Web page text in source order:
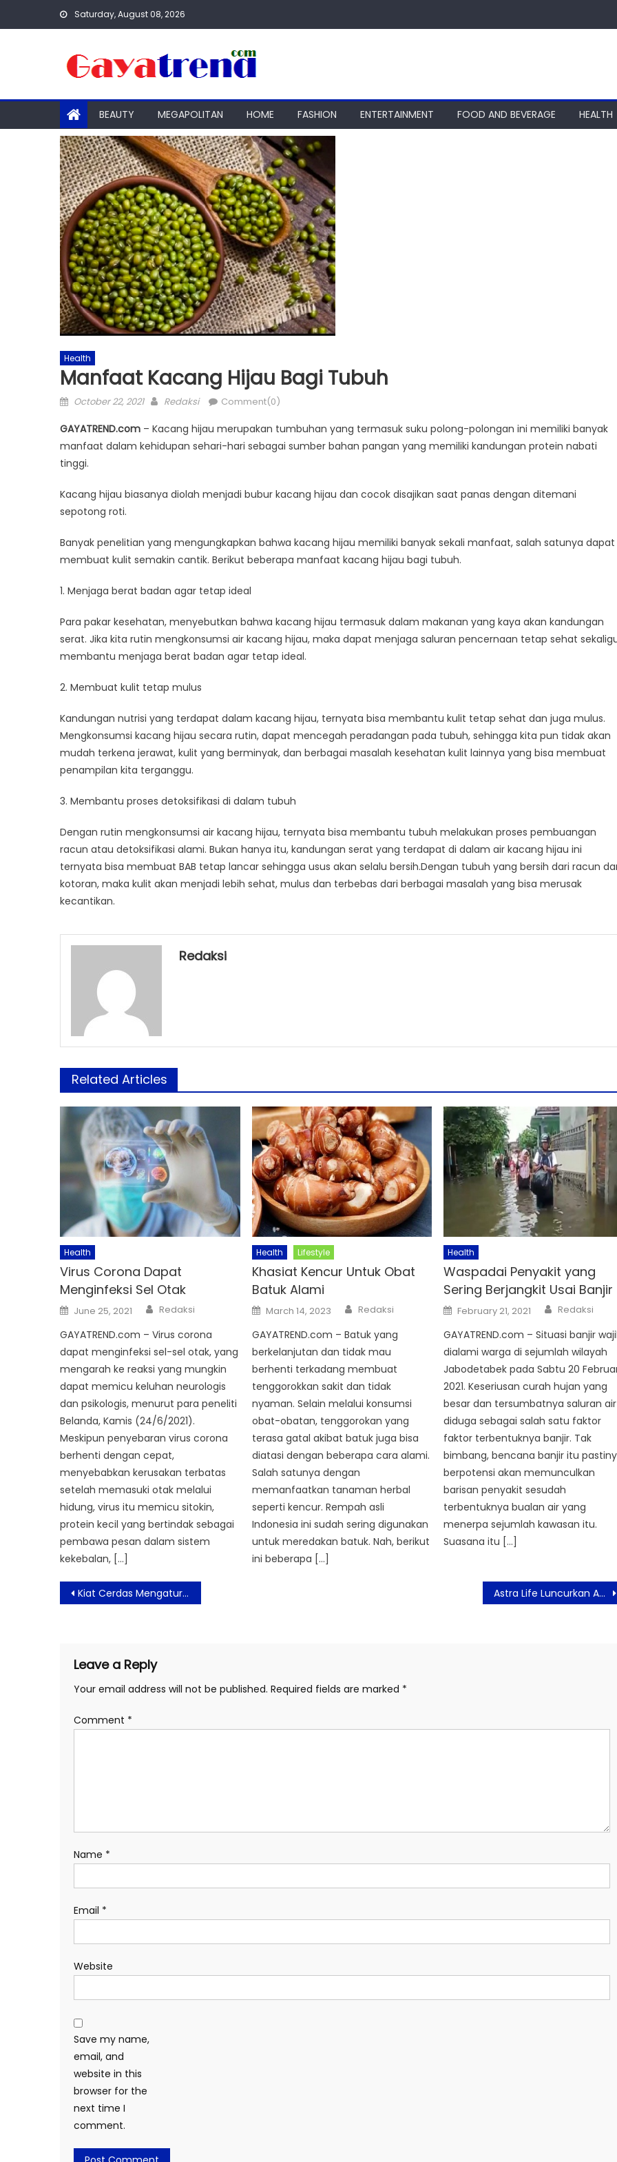
Saturday, August 08, 2026
BEAUTY MEGAPOLITAN HOME FASHION ENTERTAINMENT FOOD AND BEVERAGE HEALTH
Health
Manfaat Kacang Hijau Bagi Tubuh
Posted
October 22, 2021 Author
Redaksi Comment(0)
GAYATREND.com – Kacang hijau merupakan tumbuhan yang termasuk suku polong-polongan ini memiliki banyak
manfaat dalam kehidupan sehari-hari sebagai sumber bahan pangan yang memiliki kandungan protein nabati
tinggi.
Kacang hijau biasanya diolah menjadi bubur kacang hijau dan cocok disajikan saat panas dengan ditemani
sepotong roti.
Banyak penelitian yang mengungkapkan bahwa kacang hijau memiliki banyak sekali manfaat, salah satunya dapat
membuat kulit semakin cantik. Berikut beberapa manfaat kacang hijau bagi tubuh.
1. Menjaga berat badan agar tetap ideal
Para pakar kesehatan, menyebutkan bahwa kacang hijau termasuk dalam makanan yang kaya akan kandungan
serat. Jika kita rutin mengkonsumsi air kacang hijau, maka dapat menjaga saluran pencernaan tetap sehat
membantu menjaga berat badan agar tetap ideal.
2. Membuat kulit tetap mulus
Kandungan nutrisi yang terdapat dalam kacang hijau, ternyata bisa membantu kulit tetap sehat dan juga mulus.
Mengkonsumsi kacang hijau secara rutin, dapat mencegah peradangan pada tubuh, sehingga kita pun tidak akan
mudah terkena jerawat, kulit yang berminyak, dan berbagai masalah kesehatan kulit lainnya yang bisa membuat
penampilan kita terganggu.
3. Membantu proses detoksifikasi di dalam tubuh
Dengan rutin mengkonsumsi air kacang hijau, ternyata bisa membantu tubuh melakukan proses pembuangan
racun atau detoksifikasi alami. Bukan hanya itu, kandungan serat yang terdapat di dalam air kacang hijau ini
ternyata bisa membuat BAB tetap lancar sehingga usus akan selalu bersih.Dengan tubuh yang bersih dari racun
kotoran, maka kulit akan menjadi lebih sehat, mulus dan terbebas dari berbagai masalah yang bisa merusak
kecantikan.
Redaksi
Related Articles
Health
Virus Corona Dapat
Menginfeksi Sel Otak
Posted
on
June 25, 2021 Author
Redaksi
GAYATREND.com – Virus corona
dapat menginfeksi sel-sel otak, yang
mengarah ke reaksi yang mungkin
dapat memicu keluhan neurologis
dan psikologis, menurut para peneliti
Belanda, Kamis (24/6/2021).
Meskipun penyebaran virus corona
berhenti dengan cepat,
menyebabkan kerusakan terbatas
setelah memasuki otak melalui
hidung, virus itu memicu sitokin,
protein kecil yang bertindak sebagai
pembawa pesan dalam sistem
kekebalan, […]
Health Lifestyle
Khasiat Kencur Untuk Obat
Batuk Alami
Posted
on
March 14, 2023 Author
Redaksi
GAYATREND.com – Batuk yang
berkelanjutan dan tidak mau
berhenti terkadang membuat
tenggorokkan sakit dan tidak
nyaman. Selain melalui konsumsi
obat-obatan, tenggorokan yang
terasa gatal akibat batuk juga bisa
diatasi dengan beberapa cara alami.
Salah satunya dengan
memanfaatkan tanaman herbal
seperti kencur. Rempah asli
Indonesia ini sudah sering digunakan
untuk meredakan batuk. Nah, berikut
ini beberapa […]
Health
Waspadai Penyakit yang
Sering Berjangkit Usai Banjir
Posted
on
February 21, 2021 Author
Redaksi
GAYATREND.com – Situasi banjir
dialami warga di sejumlah wilayah
Jabodetabek pada Sabtu 20
2021. Keseriusan curah hujan yang
besar dan tersumbatnya saluran air
diduga sebagai salah satu faktor
faktor terbentuknya banjir. Tak
bimbang, bencana banjir itu
berpotensi akan memunculkan
barisan penyakit sesudah
terbentuknya bualan air yang
menerpa sejumlah kawasan itu.
Suasana itu […]
Post
navigation
Kiat Cerdas Mengatur Rumah Tangga bagi Pasangan Baru Astra Life Luncurkan Asuransi Sandwich Generation
Leave a Reply
Your email address will not be published. Required fields are marked *
Comment *
Name *
Email *
Website
Save my name,
email, and
website in this
browser for the
next time I
comment.